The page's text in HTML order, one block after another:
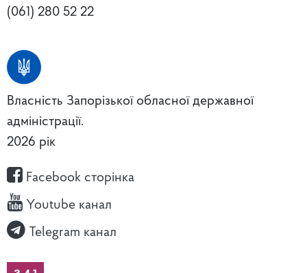
(061) 280 52 22
Власність Запорізької обласної державної
адміністрації.
2026 рік
Facebook сторінка
Youtube канал
Telegram канал